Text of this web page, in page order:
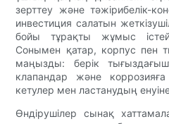
зерттеу және тәжірибелік-
инвестиция салатын
бойы тұрақты жұмыс
Сонымен қатар, корпус пен
маңызды: берік
клапандар және
кетулер мен ластанудың
Өндірушілер сынақ